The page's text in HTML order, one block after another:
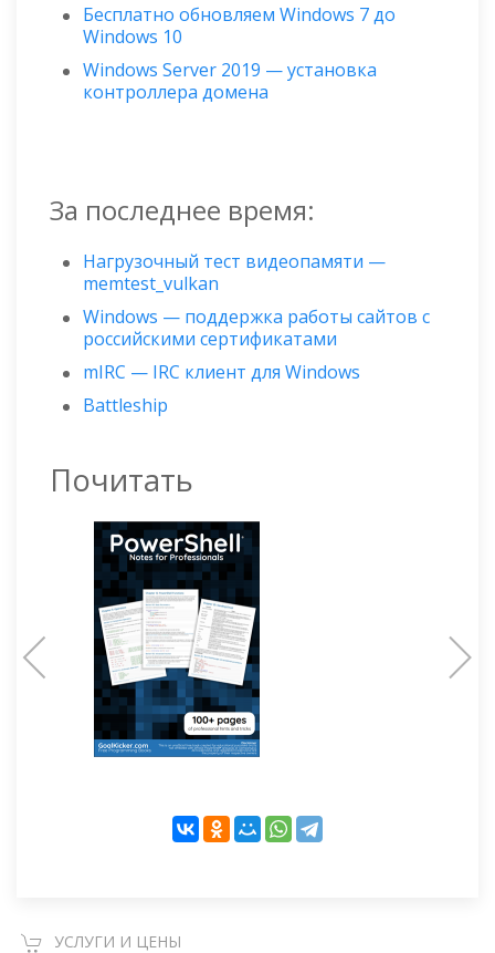
Бесплатно обновляем Windows 7 до
Windows 10
Windows Server 2019 — установка
контроллера домена
За последнее время:
Нагрузочный тест видеопамяти —
memtest_vulkan
Windows — поддержка работы сайтов с
российскими сертификатами
mIRC — IRC клиент для Windows
Battleship
Почитать
УСЛУГИ И ЦЕНЫ